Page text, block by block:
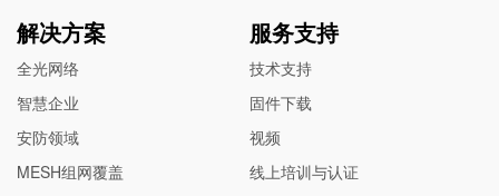
解决方案
全光网络
智慧企业
安防领域
MESH组网覆盖
服务支持
技术支持
固件下载
视频
线上培训与认证